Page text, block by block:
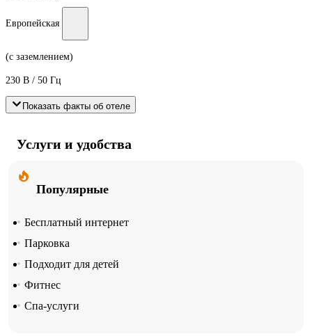
Европейская
(с заземлением)
230 В / 50 Гц
Показать факты об отеле
Услуги и удобства
Популярные
Бесплатный интернет
Парковка
Подходит для детей
Фитнес
Спа-услуги